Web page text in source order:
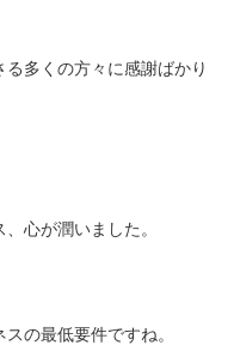
多くの方々に感謝ばかり
心が潤いました。
の最低要件ですね。